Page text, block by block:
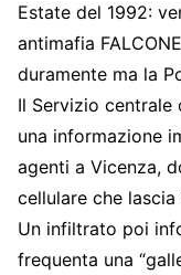
Estate del 1992:
antimafia
duramente ma la
Il Servizio centrale
una informazione
agenti a Vicenza,
cellulare che
Un infiltrato poi
frequenta una